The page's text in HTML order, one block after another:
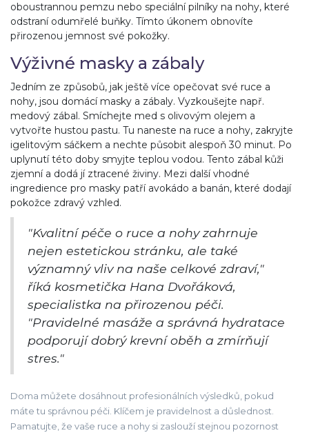
oboustrannou pemzu nebo speciální pilníky na nohy, které
odstraní odumřelé buňky. Tímto úkonem obnovíte
přirozenou jemnost své pokožky.
Výživné masky a zábaly
Jedním ze způsobů, jak ještě více opečovat své ruce a
nohy, jsou domácí masky a zábaly. Vyzkoušejte např.
medový zábal. Smíchejte med s olivovým olejem a
vytvořte hustou pastu. Tu naneste na ruce a nohy, zakryjte
igelitovým sáčkem a nechte působit alespoň 30 minut. Po
uplynutí této doby smyjte teplou vodou. Tento zábal kůži
zjemní a dodá jí ztracené živiny. Mezi další vhodné
ingredience pro masky patří avokádo a banán, které dodají
pokožce zdravý vzhled.
"Kvalitní péče o ruce a nohy zahrnuje
nejen estetickou stránku, ale také
významný vliv na naše celkové zdraví,"
říká kosmetička Hana Dvořáková,
specialistka na přirozenou péči.
"Pravidelné masáže a správná hydratace
podporují dobrý krevní oběh a zmírňují
stres."
Doma můžete dosáhnout profesionálních výsledků, pokud
máte tu správnou péči. Klíčem je pravidelnost a důslednost.
Pamatujte, že vaše ruce a nohy si zaslouží stejnou pozornost